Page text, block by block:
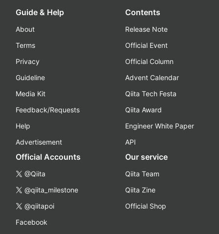
Guide & Help
About
Terms
Privacy
Guideline
Media Kit
Feedback/Requests
Help
Advertisement
Contents
Release Note
Official Event
Official Column
Advent Calendar
Qiita Tech Festa
Qiita Award
Engineer White Paper
API
Official Accounts
@Qiita
@qiita_milestone
@qiitapoi
Facebook
Our service
Qiita Team
Qiita Zine
Official Shop